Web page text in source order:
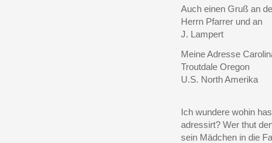
Auch einen Gruß an
Herrn Pfarrer und an
J. Lampert
Meine Adresse
Troutdale Oregon
U.S. North Amerika
Ich wundere wohin
adressirt? Wer thut
sein Mädchen in die